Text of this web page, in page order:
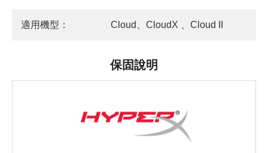
適用機型： Cloud、CloudX 、Cloud II
保固說明